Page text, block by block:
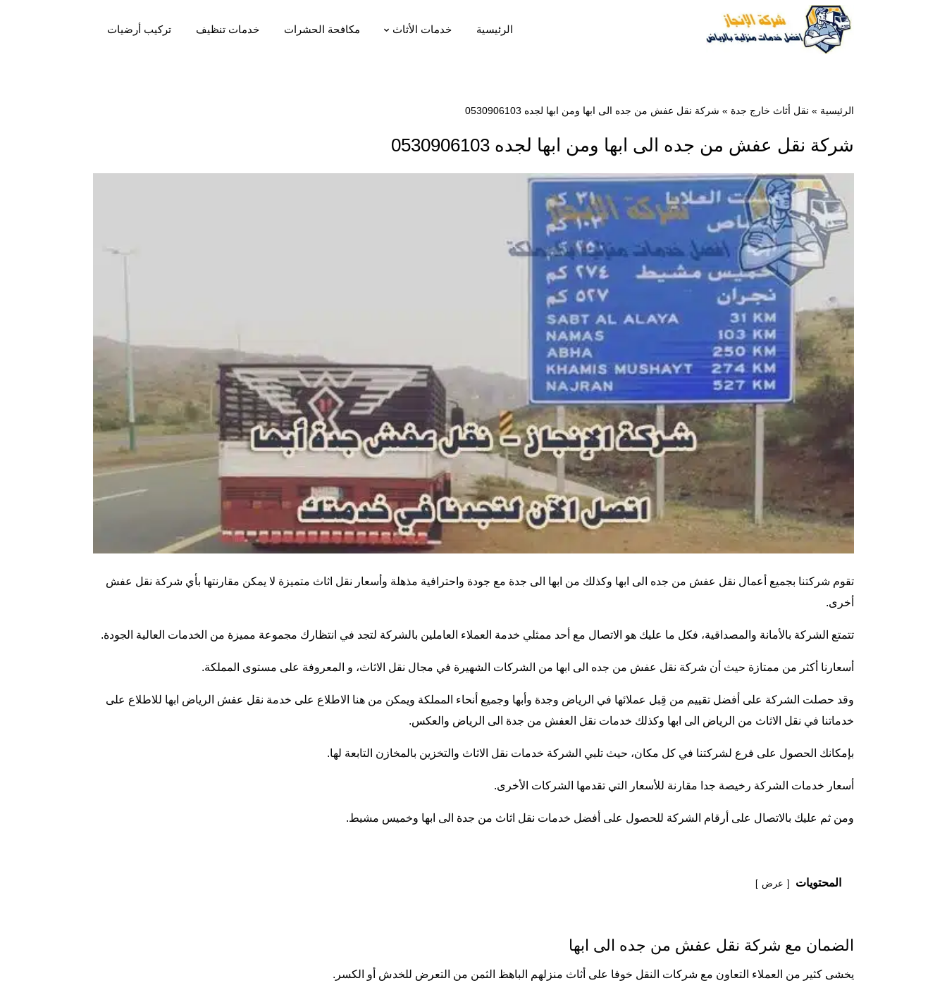
الرئيسية خدمات الأثاث مكافحة الحشرات خدمات تنظيف تركيب أرضيات
الرئيسية » نقل أثاث خارج جدة » شركة نقل عفش من جده الى ابها ومن ابها لجده 0530906103
شركة نقل عفش من جده الى ابها ومن ابها لجده 0530906103
تقوم شركتنا بجميع أعمال نقل عفش من جده الى ابها وكذلك من ابها الى جدة مع جودة واحترافية مذهلة وأسعار نقل اثاث متميزة لا يمكن مقارنتها بأي شركة نقل عفش
أخرى.
تتمتع الشركة بالأمانة والمصداقية، فكل ما عليك هو الاتصال مع أحد ممثلي خدمة العملاء العاملين بالشركة لتجد في انتظارك مجموعة مميزة من الخدمات العالية الجودة.
أسعارنا أكثر من ممتازة حيث أن شركة نقل عفش من جده الى ابها من الشركات الشهيرة في مجال نقل الاثاث، و المعروفة على مستوى المملكة.
وقد حصلت الشركة على أفضل تقييم من قِبل عملائها في الرياض وجدة وأبها وجميع أنحاء المملكة ويمكن من هنا الاطلاع على خدمة نقل عفش الرياض ابها للاطلاع على
خدماتنا في نقل الاثاث من الرياض الى ابها وكذلك خدمات نقل العفش من جدة الى الرياض والعكس.
بإمكانك الحصول على فرع لشركتنا في كل مكان، حيث تلبي الشركة خدمات نقل الاثاث والتخزين بالمخازن التابعة لها.
أسعار خدمات الشركة رخيصة جدا مقارنة للأسعار التي تقدمها الشركات الأخرى.
ومن ثم عليك بالاتصال على أرقام الشركة للحصول على أفضل خدمات نقل اثاث من جدة الى ابها وخميس مشيط.
المحتويات عرض
الضمان مع شركة نقل عفش من جده الى ابها
يخشى كثير من العملاء التعاون مع شركات النقل خوفا على أثاث منزلهم الباهظ الثمن من التعرض للخدش أو الكسر.